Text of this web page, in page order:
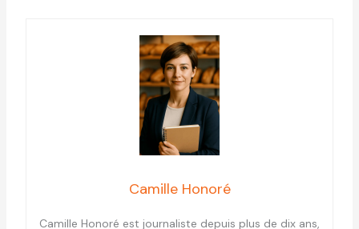
Camille Honoré
Camille Honoré est journaliste depuis plus de dix ans,